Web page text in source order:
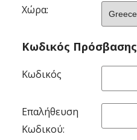
Χώρα:
Κωδικός Πρόσβασης
Κωδικός
Επαλήθευση
Κωδικού: